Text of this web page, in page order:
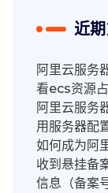
近
阿里云服务
看ecs资源
阿里云服务
用服务器配
如何成为阿
收到悬挂备
信息（备案